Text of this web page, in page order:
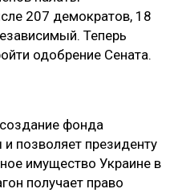
207 демократов, 18
Теперь
одобрение Сената.
фонда
позволяет президенту
имущество Украине в
получает право